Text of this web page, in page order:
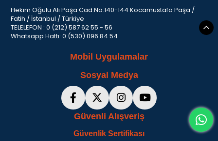
Hekim Oğulu Ali Paşa Cad.No:140-144 Kocamustafa Paşa /
Fatih / İstanbul / Türkiye
TELELEFON : 0 (212) 587 62 55 - 56
Whatsapp Hattı: 0 (530) 096 84 54
Mobil Uygulamalar
Sosyal Medya
Güvenli Alışveriş
Güvenlik Sertifikası